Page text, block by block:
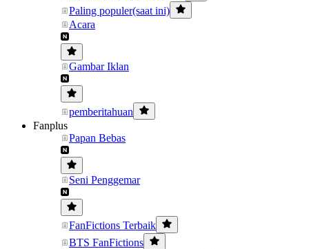
Paling populer(saat ini)
Acara
Gambar Iklan
pemberitahuan
Fanplus
Papan Bebas
Seni Penggemar
FanFictions Terbaik
BTS FanFictions